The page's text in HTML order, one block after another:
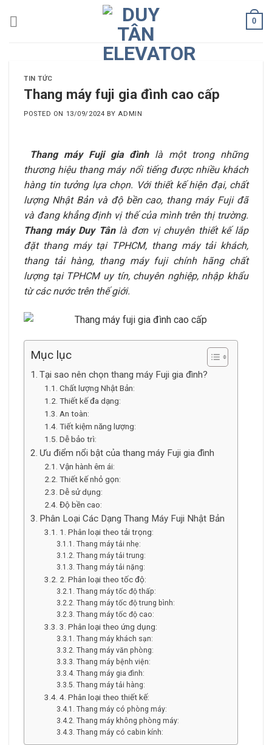
0
TIN TỨC
Thang máy fuji gia đình cao cấp
POSTED ON 13/09/2024 BYADMIN
Thang máy Fuji gia đìnhlà một trong những
thương hiệu thang máy nổi tiếng được nhiều khách
hàng tin tưởng lựa chọn. Với thiết kế hiện đại, chất
lượng Nhật Bản và độ bền cao, thang máy Fuji đã
và đang khẳng định vị thế của mình trên thị trường.
Thang máy Duy Tânlà đơn vị chuyên thiết kế lắp
đặt thang máy tại TPHCM, thang máy tải khách,
thang tải hàng, thang máy fuji chính hãng chất
lượng tại TPHCM uy tín, chuyên nghiệp, nhập khẩu
từ các nước trên thế giới.
Mục lục
Tại sao nên chọn thang máy Fuji gia đình?
Chất lượng Nhật Bản:
Thiết kế đa dạng:
An toàn:
Tiết kiệm năng lượng:
Dễ bảo trì:
Ưu điểm nổi bật của thang máy Fuji gia đình
Vận hành êm ái:
Thiết kế nhỏ gọn:
Dễ sử dụng:
Độ bền cao:
Phân Loại Các Dạng Thang Máy Fuji Nhật Bản
1. Phân loại theo tải trọng:
Thang máy tải nhẹ:
Thang máy tải trung:
Thang máy tải nặng:
2. Phân loại theo tốc độ:
Thang máy tốc độ thấp:
Thang máy tốc độ trung bình:
Thang máy tốc độ cao:
3. Phân loại theo ứng dụng:
Thang máy khách sạn:
Thang máy văn phòng:
Thang máy bệnh viện:
Thang máy gia đình:
Thang máy tải hàng:
4. Phân loại theo thiết kế:
Thang máy có phòng máy:
Thang máy không phòng máy:
Thang máy có cabin kính: